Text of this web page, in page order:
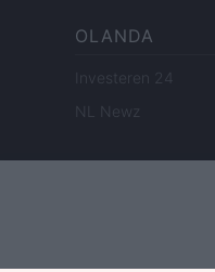
OLANDA
Investeren 24
NL Newz